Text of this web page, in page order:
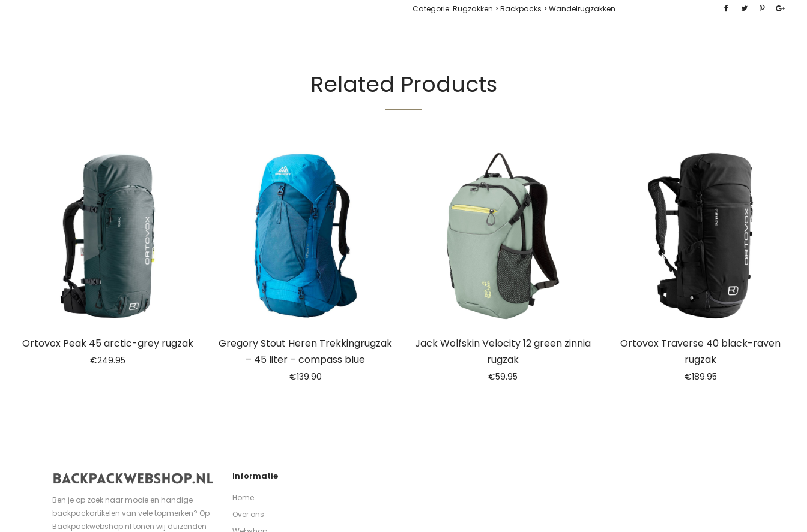
Categorie: Rugzakken > Backpacks > Wandelrugzakken
Related Products
Ortovox Peak 45 arctic-grey rugzak
€249.95
Gregory Stout Heren Trekkingrugzak
– 45 liter – compass blue
€139.90
Jack Wolfskin Velocity 12 green zinnia
rugzak
€59.95
Ortovox Traverse 40 black-raven
rugzak
€189.95
Ben je op zoek naar mooie en handige
backpackartikelen van vele topmerken? Op
Backpackwebshop.nl tonen wij duizenden
Informatie
Home
Over ons